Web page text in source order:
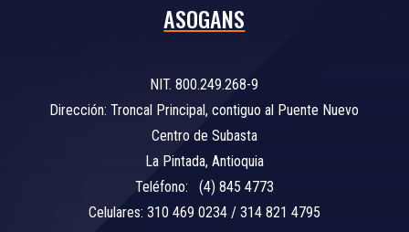
ASOGANS
NIT. 800.249.268-9
Dirección: Troncal Principal, contiguo al Puente Nuevo
Centro de Subasta
La Pintada, Antioquia
Teléfono: (4) 845 4773
Celulares: 310 469 0234 / 314 821 4795